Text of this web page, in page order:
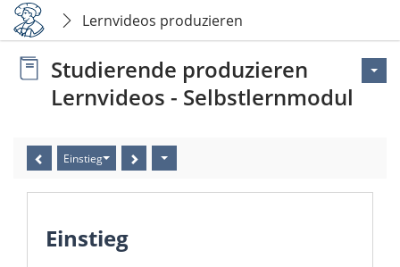
Lernvideos produzieren
Studierende produzieren
Lernvideos - Selbstlernmodul
Einstieg
Einstieg